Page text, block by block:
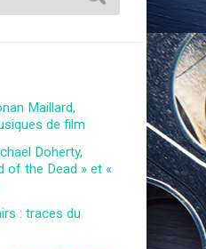
Maillard,
de film
Doherty,
of the Dead » et «
: traces du